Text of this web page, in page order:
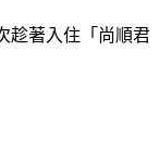
趁著入住「尚順君